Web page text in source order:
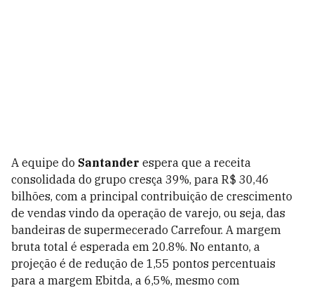
A equipe do Santander espera que a receita
consolidada do grupo cresça 39%, para R$ 30,46
bilhões, com a principal contribuição de crescimento
de vendas vindo da operação de varejo, ou seja, das
bandeiras de supermecerado Carrefour. A margem
bruta total é esperada em 20.8%. No entanto, a
projeção é de redução de 1,55 pontos percentuais
para a margem Ebitda, a 6,5%, mesmo com